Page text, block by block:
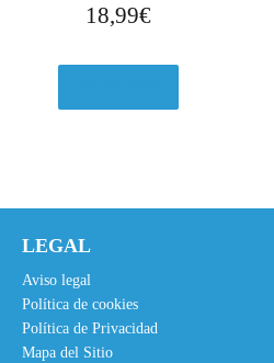
18,99€
LEGAL
Aviso legal
Política de cookies
Política de Privacidad
Mapa del Sitio